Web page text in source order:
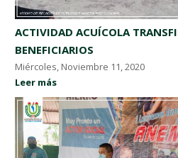
ACTIVIDAD ACUÍCOLA
BENEFICIARIOS​​​​​​​
Miércoles, Noviembre 11, 2020
Leer más